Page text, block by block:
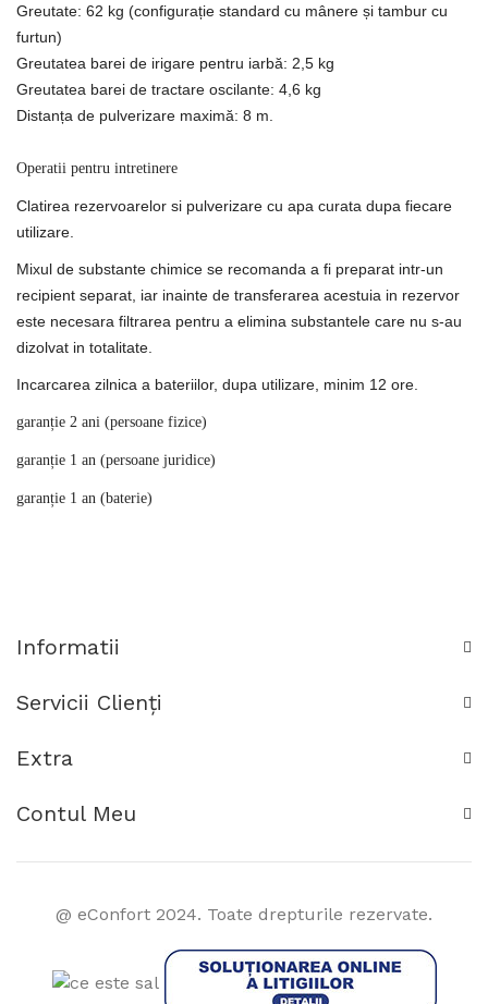
Greutate: 62 kg (configurație standard cu mânere și tambur cu
furtun)
Greutatea barei de irigare pentru iarbă: 2,5 kg
Greutatea barei de tractare oscilante: 4,6 kg
Distanța de pulverizare maximă: 8 m.
Operatii pentru intretinere
Clatirea rezervoarelor si pulverizare cu apa curata dupa fiecare
utilizare.
Mixul de substante chimice se recomanda a fi preparat intr-un
recipient separat, iar inainte de transferarea acestuia in rezervor
este necesara filtrarea pentru a elimina substantele care nu s-au
dizolvat in totalitate.
Incarcarea zilnica a bateriilor, dupa utilizare, minim 12 ore.
garanție 2 ani (persoane fizice)
garanție 1 an (persoane juridice)
garanție 1 an (baterie)
Informatii
Servicii Clienţi
Extra
Contul Meu
@ eConfort 2024. Toate drepturile rezervate.